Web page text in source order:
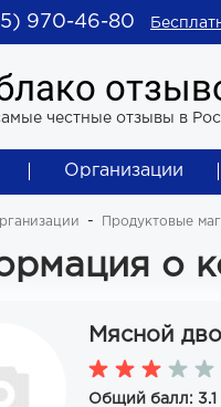
970-46-80
честные отзывы в
Организации
Продуктовые
о
Мясной
Общий балл: 3.1